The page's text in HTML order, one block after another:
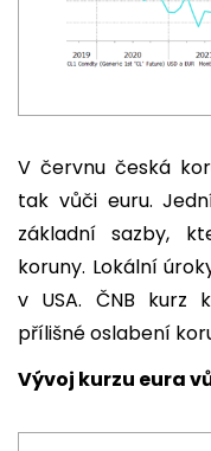
V červnu česká
tak vůči euru.
základní sazby,
koruny. Lokální
v USA. ČNB kurz
přílišné oslabení
Vývoj kurzu eura